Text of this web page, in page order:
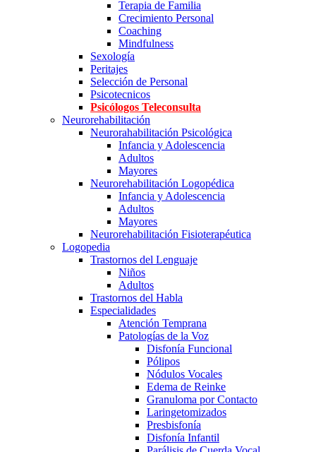
Terapia de Familia
Crecimiento Personal
Coaching
Mindfulness
Sexología
Peritajes
Selección de Personal
Psicotecnicos
Psicólogos Teleconsulta
Neurorehabilitación
Neurorahabilitación Psicológica
Infancia y Adolescencia
Adultos
Mayores
Neurorehabilitación Logopédica
Infancia y Adolescencia
Adultos
Mayores
Neurorehabilitación Fisioterapéutica
Logopedia
Trastornos del Lenguaje
Niños
Adultos
Trastornos del Habla
Especialidades
Atención Temprana
Patologías de la Voz
Disfonía Funcional
Pólipos
Nódulos Vocales
Edema de Reinke
Granuloma por Contacto
Laringetomizados
Presbisfonía
Disfonía Infantil